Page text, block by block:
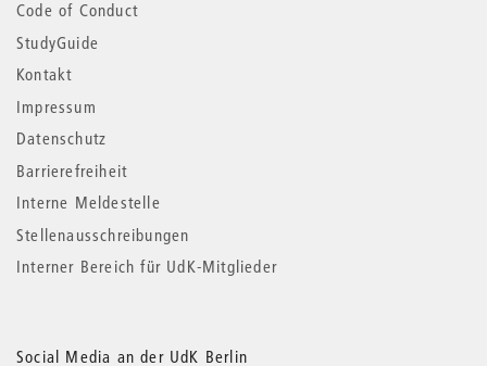
Code of Conduct
StudyGuide
Kontakt
Impressum
Datenschutz
Barrierefreiheit
Interne Meldestelle
Stellenausschreibungen
Interner Bereich für UdK-Mitglieder
Social Media an der UdK Berlin